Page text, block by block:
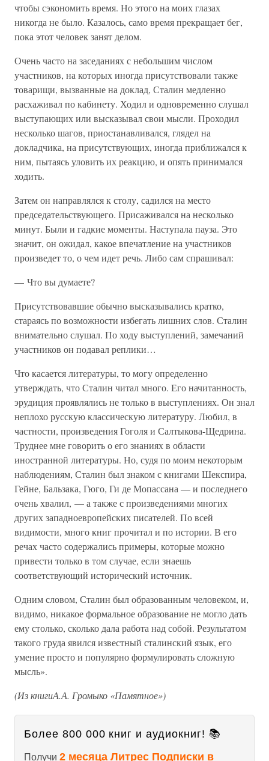
чтобы сэкономить время. Но этого на моих глазах
никогда не было. Казалось, само время прекращает бег,
пока этот человек занят делом.
Очень часто на заседаниях с небольшим числом
участников, на которых иногда присутствовали также
товарищи, вызванные на доклад, Сталин медленно
расхаживал по кабинету. Ходил и одновременно слушал
выступающих или высказывал свои мысли. Проходил
несколько шагов, приостанавливался, глядел на
докладчика, на присутствующих, иногда приближался к
ним, пытаясь уловить их реакцию, и опять принимался
ходить.
Затем он направлялся к столу, садился на место
председательствующего. Присаживался на несколько
минут. Были и гадкие моменты. Наступала пауза. Это
значит, он ожидал, какое впечатление на участников
произведет то, о чем идет речь. Либо сам спрашивал:
— Что вы думаете?
Присутствовавшие обычно высказывались кратко,
стараясь по возможности избегать лишних слов. Сталин
внимательно слушал. По ходу выступлений, замечаний
участников он подавал реплики…
Что касается литературы, то могу определенно
утверждать, что Сталин читал много. Его начитанность,
эрудиция проявлялись не только в выступлениях. Он знал
неплохо русскую классическую литературу. Любил, в
частности, произведения Гоголя и Салтыкова-Щедрина.
Труднее мне говорить о его знаниях в области
иностранной литературы. Но, судя по моим некоторым
наблюдениям, Сталин был знаком с книгами Шекспира,
Гейне, Бальзака, Гюго, Ги де Мопассана — и последнего
очень хвалил, — а также с произведениями многих
других западноевропейских писателей. По всей
видимости, много книг прочитал и по истории. В его
речах часто содержались примеры, которые можно
привести только в том случае, если знаешь
соответствующий исторический источник.
Одним словом, Сталин был образованным человеком, и,
видимо, никакое формальное образование не могло дать
ему столько, сколько дала работа над собой. Результатом
такого груда явился известный сталинский язык, его
умение просто и популярно формулировать сложную
мысль».
(Из книгиА.А. Громыко «Памятное»)
Более 800 000 книг и аудиокниг! 📚
Получи 2 месяца Литрес Подписки в